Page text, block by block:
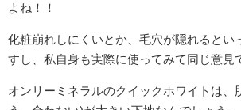
よね！！
化粧崩れしにくいとか、毛穴が隠れるとい
すし、私自身も実際に使ってみて同じ意見
オンリーミネラルのクイックホワイトは、